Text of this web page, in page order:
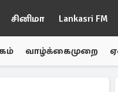
சினிமா Lankasri FM
வாழ்க்கைமுறை